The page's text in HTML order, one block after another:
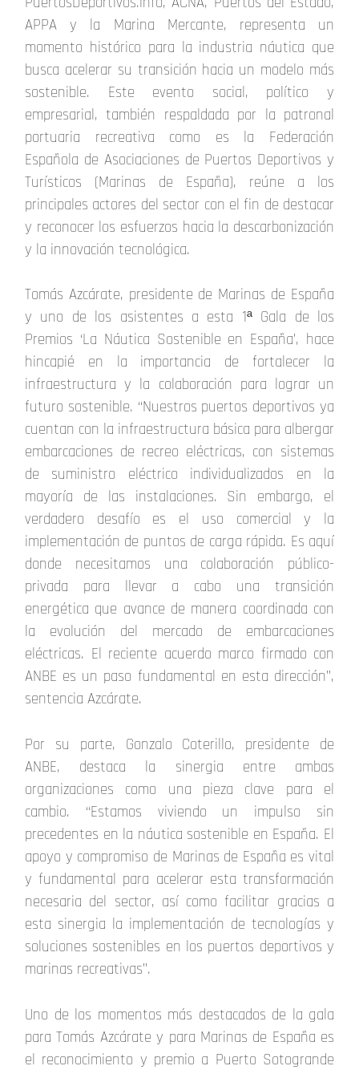
APPA y la Marina Mercante, representa un
momento histórico para la industria náutica que
busca acelerar su transición hacia un modelo más
sostenible. Este evento social, político y
empresarial, también respaldada por la patronal
portuaria recreativa como es la Federación
Española de Asociaciones de Puertos Deportivos y
Turísticos (Marinas de España), reúne a los
principales actores del sector con el fin de destacar
y reconocer los esfuerzos hacia la descarbonización
y la innovación tecnológica.
Tomás Azcárate, presidente de Marinas de España
y uno de los asistentes a esta 1ª Gala de los
Premios ‘La Náutica Sostenible en España’, hace
hincapié en la importancia de fortalecer la
infraestructura y la colaboración para lograr un
futuro sostenible. “Nuestros puertos deportivos ya
cuentan con la infraestructura básica para albergar
embarcaciones de recreo eléctricas, con sistemas
de suministro eléctrico individualizados en la
mayoría de las instalaciones. Sin embargo, el
verdadero desafío es el uso comercial y la
implementación de puntos de carga rápida. Es aquí
donde necesitamos una colaboración público-
privada para llevar a cabo una transición
energética que avance de manera coordinada con
la evolución del mercado de embarcaciones
eléctricas. El reciente acuerdo marco firmado con
ANBE es un paso fundamental en esta dirección”,
sentencia Azcárate.
Por su parte, Gonzalo Coterillo, presidente de
ANBE, destaca la sinergia entre ambas
organizaciones como una pieza clave para el
cambio. “Estamos viviendo un impulso sin
precedentes en la náutica sostenible en España. El
apoyo y compromiso de Marinas de España es vital
y fundamental para acelerar esta transformación
necesaria del sector, así como facilitar gracias a
esta sinergia la implementación de tecnologías y
soluciones sostenibles en los puertos deportivos y
marinas recreativas”.
Uno de los momentos más destacados de la gala
para Tomás Azcárate y para Marinas de España es
el reconocimiento y premio a Puerto Sotogrande